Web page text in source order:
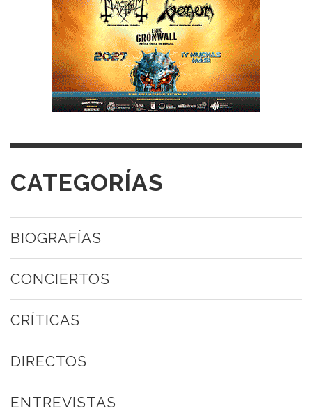
CATEGORÍAS
BIOGRAFÍAS
CONCIERTOS
CRÍTICAS
DIRECTOS
ENTREVISTAS